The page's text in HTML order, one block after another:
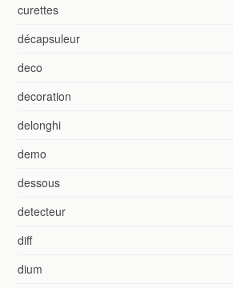
curettes
décapsuleur
deco
decoration
delonghi
demo
dessous
detecteur
diff
dium